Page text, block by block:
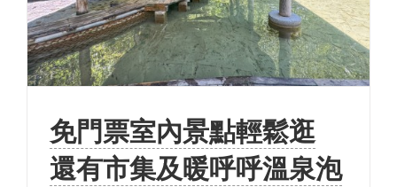
免門票室內景點輕鬆逛
還有市集及暖呼呼溫泉泡